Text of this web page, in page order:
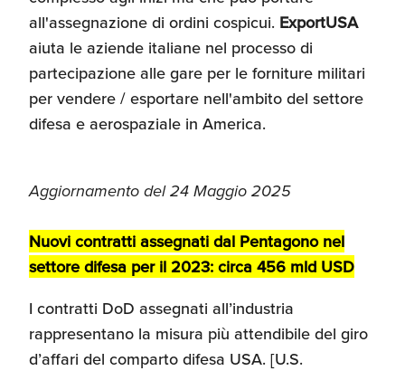
Ricerca Personale e
Gestione Risorse
Umane
all'assegnazione di ordini cospicui. ExportUSA
aiuta le aziende italiane nel processo di
partecipazione alle gare per le forniture militari
per vendere / esportare nell'ambito del settore
difesa e aerospaziale in America.
Aggiornamento del 24 Maggio 2025
Nuovi contratti assegnati dal Pentagono nel
settore difesa per il 2023: circa 456 mld USD
I contratti DoD assegnati all’industria
rappresentano la misura più attendibile del giro
d’affari del comparto difesa USA. [U.S.